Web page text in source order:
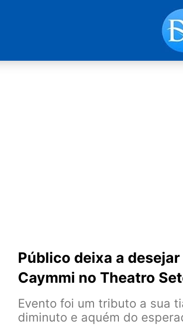
Público deixa a
Caymmi no Theatro
Evento foi um tributo a sua
diminuto e aquém do